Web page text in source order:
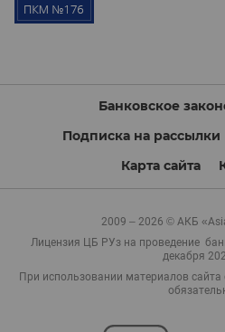
Банковское
Подписка на рассылки
Карта сайта
2009 – 2026 © АКБ
Лицензия ЦБ РУз на проведение
декабря
При использовании материалов сайта